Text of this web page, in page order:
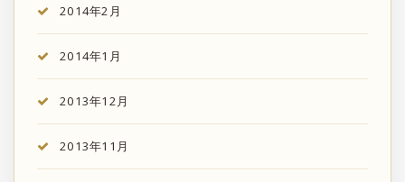
2014年2月
2014年1月
2013年12月
2013年11月